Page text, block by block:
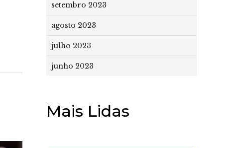
setembro 2023
agosto 2023
julho 2023
junho 2023
Mais Lidas